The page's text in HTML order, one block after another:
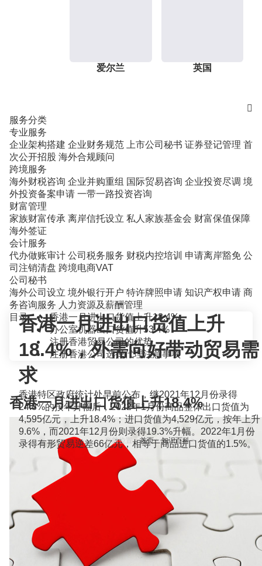
爱尔兰 英国

服务分类
专业服务
企业架构搭建 企业财务规范 上市公司秘书 证券登记管理 首
次公开招股 海外合规顾问
跨境服务
海外财税咨询 企业并购重组 国际贸易咨询 企业投资尽调 境
外投资备案申请 一带一路投资咨询
财富管理
家族财富传承 离岸信托设立 私人家族基金会 财富保值保障
海外签证
会计服务
代办做账审计 公司税务服务 财税内控培训 申请离岸豁免 公
司注销清盘 跨境电商VAT
公司秘书
海外公司设立 境外银行开户 特许牌照申请 知识产权申请 商
务咨询服务 人力资源及薪酬管理
当前位置：首页>知识百科>
香港一月进出口货值上升
18.4%，外需向好带动贸易需
求
香港特区政府统计处早前公布，继2021年12月份录得
24.8%的按年升幅后，2022年1月份商品整体出口货值为
4,595亿元，上升18.4%；进口货值为4,529亿元，按年上升
9.6%，而2021年12月份则录得19.3%升幅。2022年1月份
录得有形贸易逆差66亿元，相等于商品进口货值的1.5%。
目录
香港一月进出口货值上升18.4%
办公室机器出口货值升53.4%
注册香港贸易公司的优势
注册香港公司选择代理注意事项
香港一月进出口货值上升18.4%